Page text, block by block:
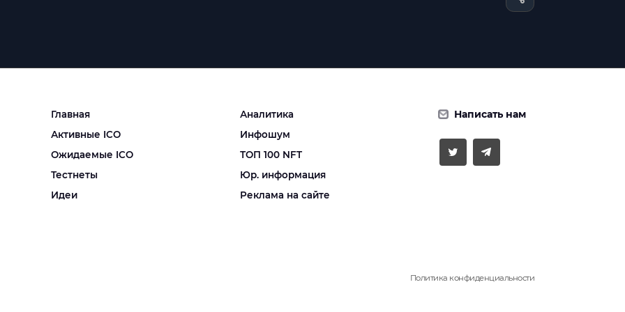
Главная
Активные ICO
Ожидаемые ICO
Тестнеты
Идеи
Аналитика
Инфошум
ТОП 100 NFT
Юр. информация
Реклама на сайте
Написать нам
Политика конфиденциальности